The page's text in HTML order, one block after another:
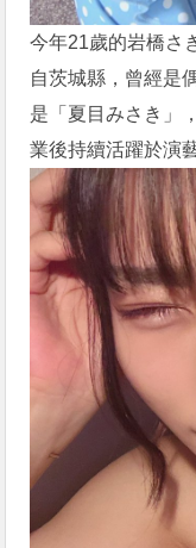
今年21歲的岩橋さ
自茨城縣，曾經是
是「夏目みさき」
業後持續活躍於演